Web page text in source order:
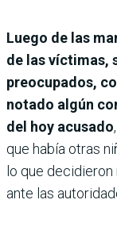
Luego de las
de las víctimas,
preocupados,
notado algún
del hoy acusado
que había otras
lo que
ante las